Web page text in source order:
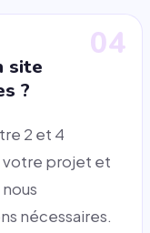
04
site
?
2 et 4
votre projet et
nécessaires.